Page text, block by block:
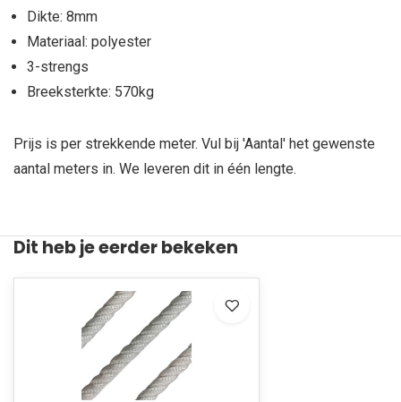
Dikte: 8mm
Materiaal: polyester
3-strengs
Breeksterkte: 570kg
Prijs is per strekkende meter. Vul bij 'Aantal' het gewenste
aantal meters in. We leveren dit in één lengte.
Dit heb je eerder bekeken